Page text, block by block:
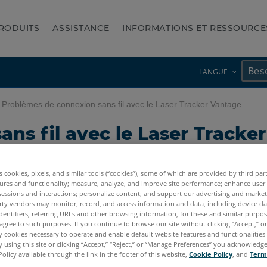
ASSISTANCE INFORMATIONS ET
LANGUE
Problèmes de connexion sans fil avec le Laser Tracker Vantage
fil avec le Laser
cookies, pixels, and similar tools (“cookies”), some of which are provided by third
and functionality; measure, analyze, and improve site performance; enhance user
and interactions; personalize content; and support our advertising and
vendors may monitor, record, and access information and data, including device
referring URLs and other browsing information, for these and similar
to such purposes. If you continue to browse our site without clicking “Accept,”
cookies necessary to operate and enable default website features and
using this site or clicking “Accept,” “Reject,” or “Manage Preferences” you
available through the link in the footer of this website, Cookie Policy , and